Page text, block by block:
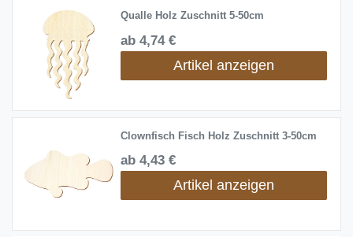
Qualle Holz Zuschnitt 5-50cm
ab 4,74 €
Artikel anzeigen
Clownfisch Fisch Holz Zuschnitt 3-50cm
ab 4,43 €
Artikel anzeigen